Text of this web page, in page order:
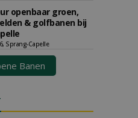
openbaar groen,
& golfbanen bij
Sprang-Capelle
Banen